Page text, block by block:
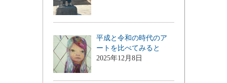
平成と令和の時代のア
ートを比べてみると
2025年12月8日